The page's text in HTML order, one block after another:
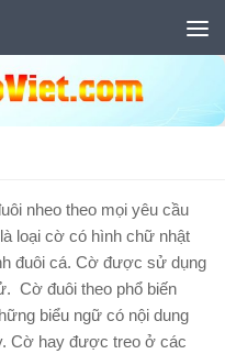
nheo theo mọi yêu cầu
loại cờ có hình chữ nhật
đuôi cá. Cờ được sử dụng
Cờ đuôi theo phổ biến
biểu ngữ có nội dung
Cờ hay được treo ở các